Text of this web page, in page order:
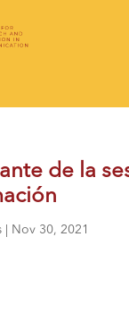
de la
| Nov 30, 2021